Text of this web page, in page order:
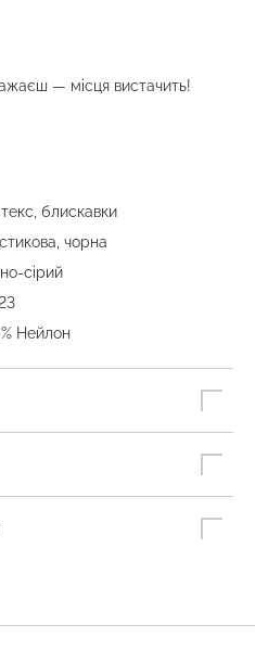
— місця вистачить!
блискавки
чорна
сірий
Нейлон